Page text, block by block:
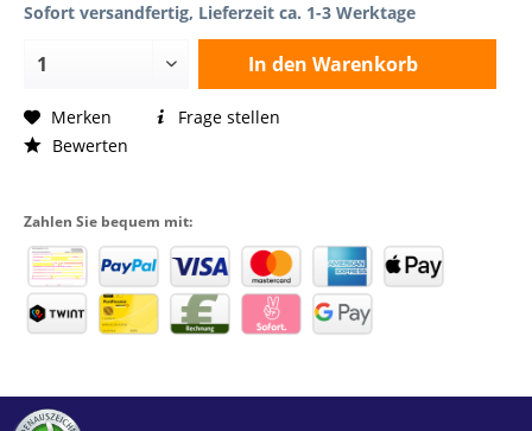
Sofort versandfertig, Lieferzeit ca. 1-3 Werktage
In den Warenkorb
Merken
Bewerten
Frage stellen
Zahlen Sie bequem mit: